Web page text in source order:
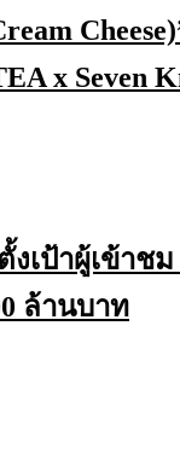
x Seven
งเป้าผู้เข้าช
ล้านบาท